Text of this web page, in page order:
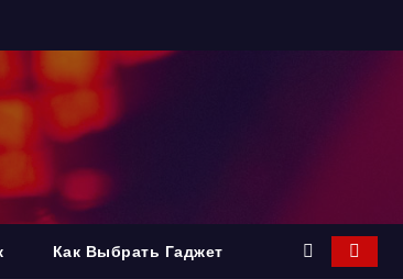
Как Выбрать Гаджет